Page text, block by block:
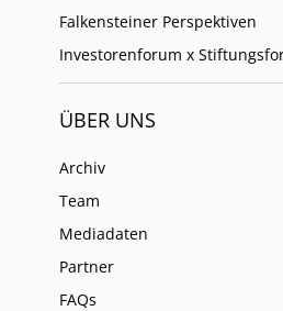
Falkensteiner Perspektiven
Investorenforum x
ÜBER UNS
Archiv
Team
Mediadaten
Partner
FAQs